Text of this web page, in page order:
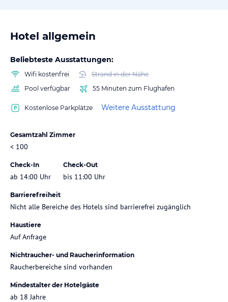
Hotel allgemein
Beliebteste Ausstattungen:
Wifi kostenfrei
Strand in der Nähe
Pool verfügbar
55 Minuten zum Flughafen
Kostenlose Parkplätze Weitere Ausstattung
Gesamtzahl Zimmer
< 100
Check-In
ab 14:00 Uhr
Check-Out
bis 11:00 Uhr
Barrierefreiheit
Nicht alle Bereiche des Hotels sind barrierefrei zugänglich
Haustiere
Auf Anfrage
Nichtraucher- und Raucherinformation
Raucherbereiche sind vorhanden
Mindestalter der Hotelgäste
ab 18 Jahre